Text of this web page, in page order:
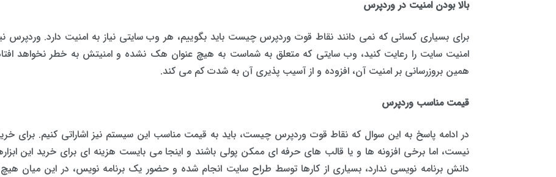
بالا بودن امنیت در وردپرس
برای بسیاری کسانی که نمی دانند نقاط قوت وردپرس چیست باید بگوییم، هر وب سایتی نیاز به امنیت دارد. وردپرس
امنیت سایت را رعایت کنید، وب سایتی که متعلق به شماست به هیچ عنوان هک نشده و امنیتش به خطر نخواهد
همین بروزرسانی بر امنیت آن، افزوده و از آسیب پذیری آن به شدت کم می کند.
قیمت مناسب وردپرس
در ادامه پاسخ به این سوال که نقاط قوت وردپرس چیست، باید به قیمت مناسب این سیستم نیز اشاراتی کنیم. برای
نیست، اما برخی افزونه ها و یا قالب های حرفه ای ممکن پولی باشند و اینجا می بایست هزینه ای برای خرید این
دانش برنامه نویسی ندارد، بسیاری از کارها توسط طراح سایت انجام شده و حضور یک برنامه نویس، در این میان